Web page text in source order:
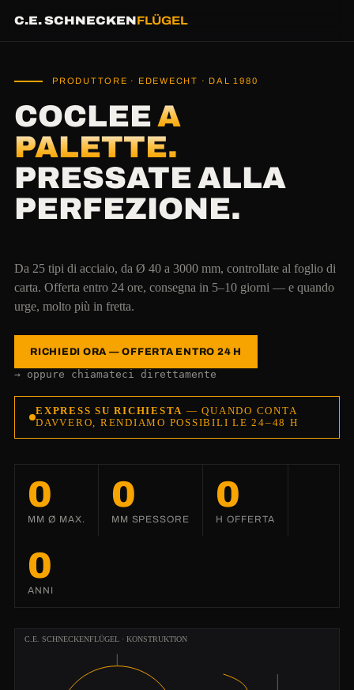
C.E. SCHNECKENFLÜGEL
PRODUTTORE · EDEWECHT · DAL 1980
COCLEE A
PALETTE.
PRESSATE ALLA
PERFEZIONE.
Da 25 tipi di acciaio, da Ø 40 a 3000 mm, controllate al foglio di
carta. Offerta entro 24 ore, consegna in 5–10 giorni — e quando
urge, molto più in fretta.
RICHIEDI ORA — OFFERTA ENTRO 24 H
→ oppure chiamateci direttamente
EXPRESS SU RICHIESTA — QUANDO CONTA
DAVVERO, RENDIAMO POSSIBILI LE 24–48 H
0
MM Ø MAX.
0
MM SPESSORE
0
H OFFERTA
0
ANNI
C.E. SCHNECKENFLÜGEL · KONSTRUKTION